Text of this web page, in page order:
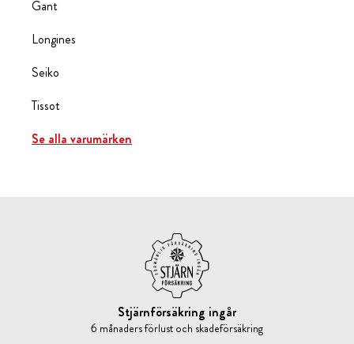
Gant
Longines
Seiko
Tissot
Se alla varumärken
Stjärnförsäkring ingår
6 månaders förlust och skadeförsäkring